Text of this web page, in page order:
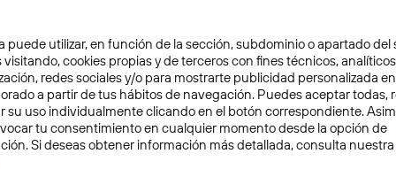
4 min
puede utilizar, en función de la sección, subdominio o apartado del
visitando, cookies propias y de terceros con fines técnicos,
redes sociales y/o para mostrarte publicidad personalizada
a partir de tus hábitos de navegación. Puedes aceptar todas,
su uso individualmente clicando en el botón correspondiente.
tu consentimiento en cualquier momento desde la opción de
Si deseas obtener información más detallada, consulta nuestra